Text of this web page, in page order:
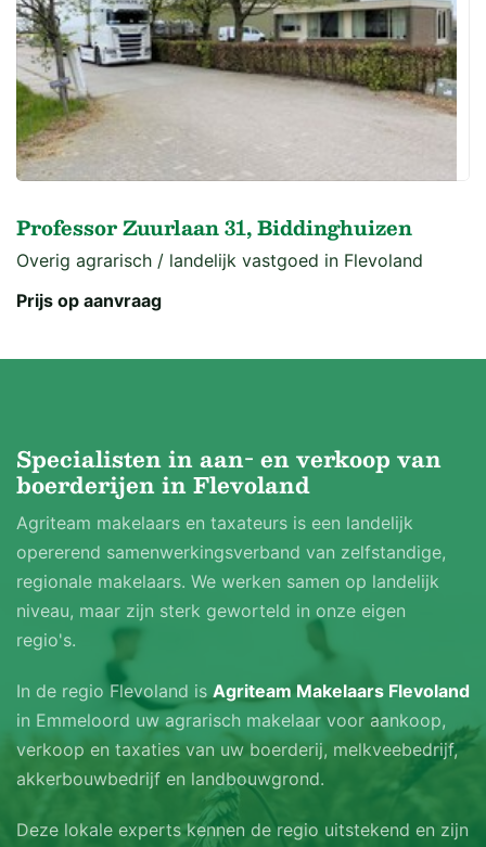
Professor Zuurlaan 31, Biddinghuizen
Overig agrarisch / landelijk vastgoed in Flevoland
Prijs op aanvraag
Specialisten in aan- en verkoop van
boerderijen in Flevoland
Agriteam makelaars en taxateurs is een landelijk
opererend samenwerkingsverband van zelfstandige,
regionale makelaars. We werken samen op landelijk
niveau, maar zijn sterk geworteld in onze eigen
regio's.
In de regio Flevoland is Agriteam Makelaars Flevoland
in Emmeloord uw agrarisch makelaar voor aankoop,
verkoop en taxaties van uw boerderij, melkveebedrijf,
akkerbouwbedrijf en landbouwgrond.
Deze lokale experts kennen de regio uitstekend en zijn